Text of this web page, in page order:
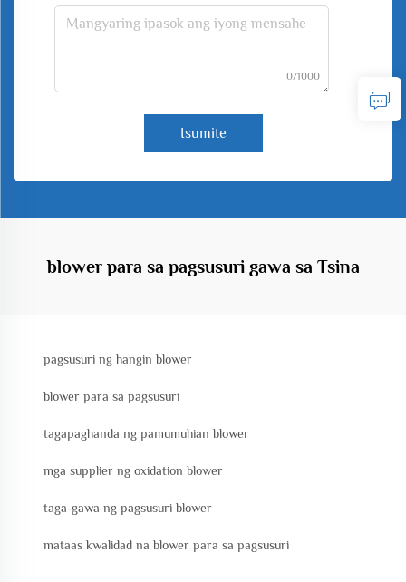
0/1000
Isumite
blower para sa pagsusuri gawa sa Tsina
pagsusuri ng hangin blower
blower para sa pagsusuri
tagapaghanda ng pamumuhian blower
mga supplier ng oxidation blower
taga-gawa ng pagsusuri blower
mataas kwalidad na blower para sa pagsusuri